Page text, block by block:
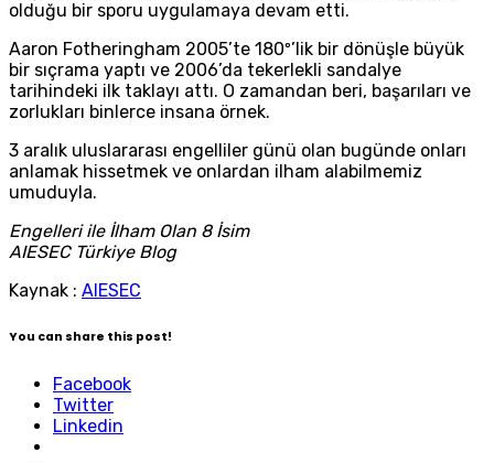
olduğu bir sporu uygulamaya devam etti.
Aaron Fotheringham 2005’te 180º’lik bir dönüşle büyük
bir sıçrama yaptı ve 2006’da tekerlekli sandalye
tarihindeki ilk taklayı attı. O zamandan beri, başarıları ve
zorlukları binlerce insana örnek.
3 aralık uluslararası engelliler günü olan bugünde onları
anlamak hissetmek ve onlardan ilham alabilmemiz
umuduyla.
Engelleri ile İlham Olan 8 İsim
AIESEC Türkiye Blog
Kaynak : AIESEC
You can share this post!
Facebook
Twitter
Linkedin